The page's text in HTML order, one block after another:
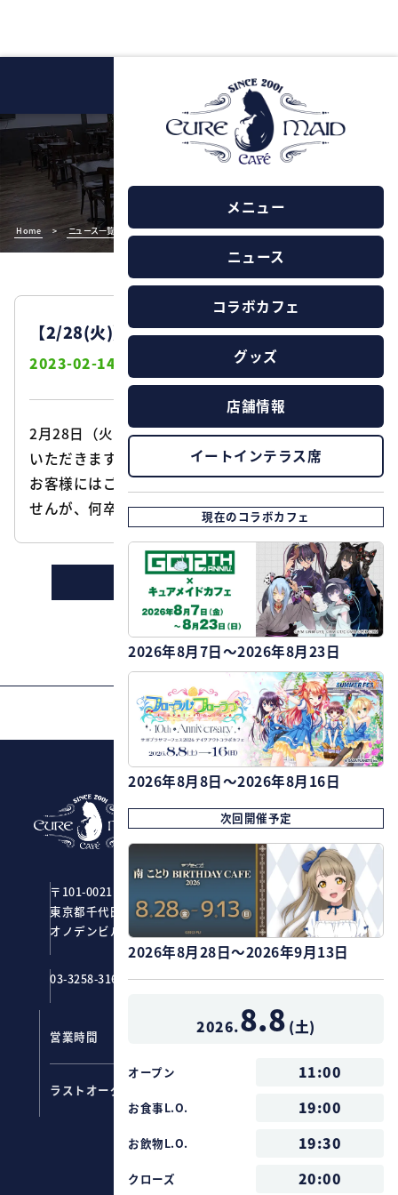
メニュー
ニュース
コラボカフェ
グッズ
店舗情報
イートインテラス席
現在のコラボカフェ
2026年8月7日～2026年8月23日
2026年8月8日～2026年8月16日
次回開催予定
2026年8月28日～2026年9月13日
2026.8.8 (土)
オープン 11:00
お食事L.O. 19:00
お飲物L.O. 19:30
クローズ 20:00
NEWS
Home > ニュース一覧 【2/28(火)】店舗棚卸休業のお知らせ
【2/28(火)】店舗棚卸休業のお知らせ
2023-02-14
2月28日（火）は、棚卸しのため臨時休業とさせて
いただきます。
お客様にはご迷惑をお掛けし、大変申し訳ございま
せんが、何卒御理解の程お願いいたします。
ニュースの一覧に戻る
PAGE TOP
CURE MAID CAFÉ
〒101-0021
東京都千代田区外神田1-2-7
オノデンビル4F ジーストア・アキバ
03-3258-3161
営業時間 11：00～20：00
ラストオーダー
フード ：